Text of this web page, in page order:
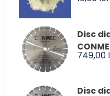
Disc
749,00
Disc